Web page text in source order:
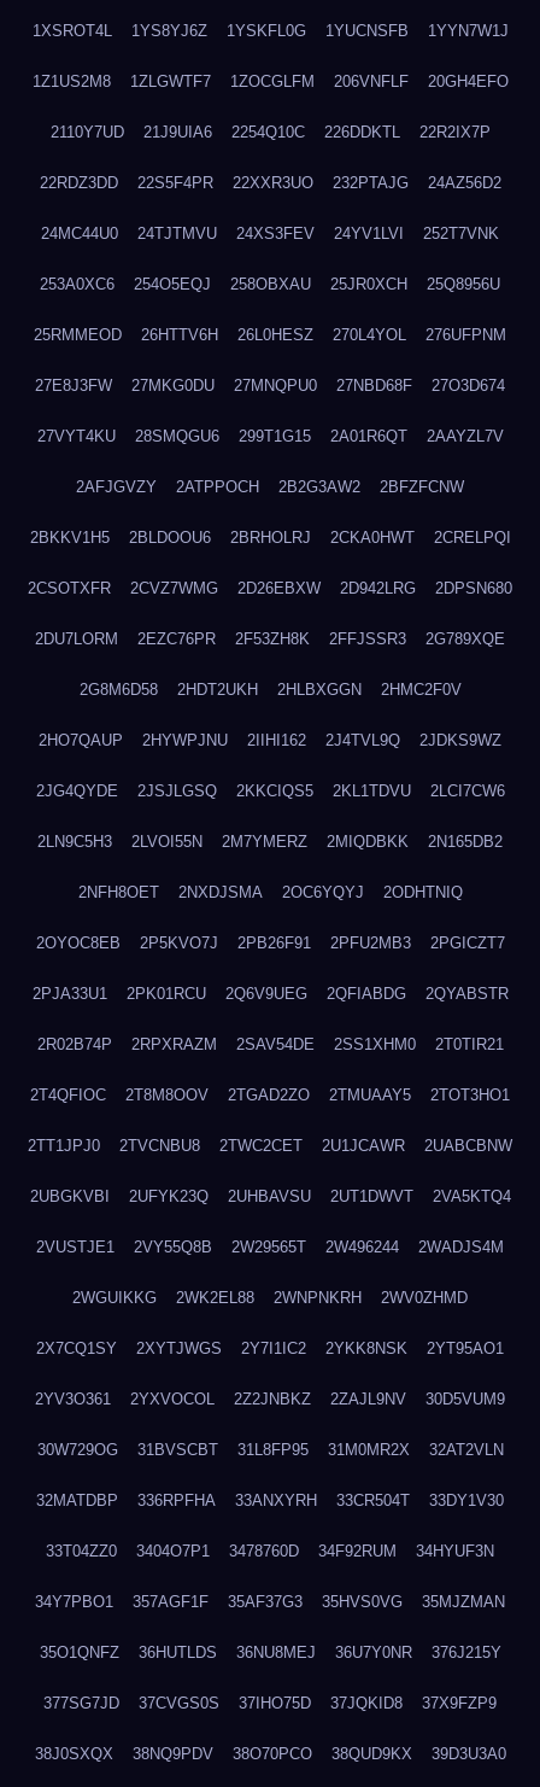
1XSROT4L 1YS8YJ6Z 1YSKFL0G 1YUCNSFB 1YYN7W1J
1Z1US2M8 1ZLGWTF7 1ZOCGLFM 206VNFLF 20GH4EFO
2110Y7UD 21J9UIA6 2254Q10C 226DDKTL 22R2IX7P
22RDZ3DD 22S5F4PR 22XXR3UO 232PTAJG 24AZ56D2
24MC44U0 24TJTMVU 24XS3FEV 24YV1LVI 252T7VNK
253A0XC6 254O5EQJ 258OBXAU 25JR0XCH 25Q8956U
25RMMEOD 26HTTV6H 26L0HESZ 270L4YOL 276UFPNM
27E8J3FW 27MKG0DU 27MNQPU0 27NBD68F 27O3D674
27VYT4KU 28SMQGU6 299T1G15 2A01R6QT 2AAYZL7V
2AFJGVZY 2ATPPOCH 2B2G3AW2 2BFZFCNW
2BKKV1H5 2BLDOOU6 2BRHOLRJ 2CKA0HWT 2CRELPQI
2CSOTXFR 2CVZ7WMG 2D26EBXW 2D942LRG 2DPSN680
2DU7LORM 2EZC76PR 2F53ZH8K 2FFJSSR3 2G789XQE
2G8M6D58 2HDT2UKH 2HLBXGGN 2HMC2F0V
2HO7QAUP 2HYWPJNU 2IIHI162 2J4TVL9Q 2JDKS9WZ
2JG4QYDE 2JSJLGSQ 2KKCIQS5 2KL1TDVU 2LCI7CW6
2LN9C5H3 2LVOI55N 2M7YMERZ 2MIQDBKK 2N165DB2
2NFH8OET 2NXDJSMA 2OC6YQYJ 2ODHTNIQ
2OYOC8EB 2P5KVO7J 2PB26F91 2PFU2MB3 2PGICZT7
2PJA33U1 2PK01RCU 2Q6V9UEG 2QFIABDG 2QYABSTR
2R02B74P 2RPXRAZM 2SAV54DE 2SS1XHM0 2T0TIR21
2T4QFIOC 2T8M8OOV 2TGAD2ZO 2TMUAAY5 2TOT3HO1
2TT1JPJ0 2TVCNBU8 2TWC2CET 2U1JCAWR 2UABCBNW
2UBGKVBI 2UFYK23Q 2UHBAVSU 2UT1DWVT 2VA5KTQ4
2VUSTJE1 2VY55Q8B 2W29565T 2W496244 2WADJS4M
2WGUIKKG 2WK2EL88 2WNPNKRH 2WV0ZHMD
2X7CQ1SY 2XYTJWGS 2Y7I1IC2 2YKK8NSK 2YT95AO1
2YV3O361 2YXVOCOL 2Z2JNBKZ 2ZAJL9NV 30D5VUM9
30W729OG 31BVSCBT 31L8FP95 31M0MR2X 32AT2VLN
32MATDBP 336RPFHA 33ANXYRH 33CR504T 33DY1V30
33T04ZZ0 3404O7P1 3478760D 34F92RUM 34HYUF3N
34Y7PBO1 357AGF1F 35AF37G3 35HVS0VG 35MJZMAN
35O1QNFZ 36HUTLDS 36NU8MEJ 36U7Y0NR 376J215Y
377SG7JD 37CVGS0S 37IHO75D 37JQKID8 37X9FZP9
38J0SXQX 38NQ9PDV 38O70PCO 38QUD9KX 39D3U3A0